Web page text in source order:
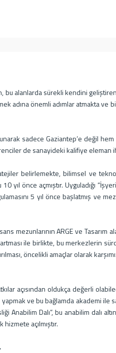
alanlarda sürekli kendini
adına önemli adımlar atmakta ve
sadece Gaziantep’e değil
de sanayideki kalifiye eleman
belirlemekte, bilimsel ve
önce açmıştır. Uyguladığı
5 yıl önce başlatmış ve
mezunlarının ARGE ve Tasarım
ile birlikte, bu merkezlerin
öncelikli amaçlar olarak
açısından oldukça değerli
ve bu bağlamda akademi
Dalı”, bu anabilim dalı
açılmıştır.